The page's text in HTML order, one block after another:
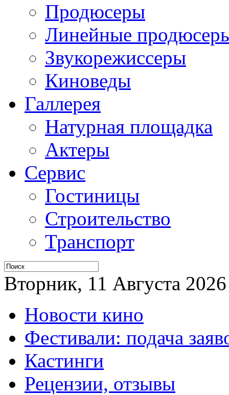
Продюсеры
Линейные
Звукорежиссеры
Киноведы
Галлерея
Натурная площадка
Актеры
Сервис
Гостиницы
Строительство
Транспорт
Вторник, 11 Августа 2026
Новости кино
Фестивали: подача
Кастинги
Рецензии, отзывы